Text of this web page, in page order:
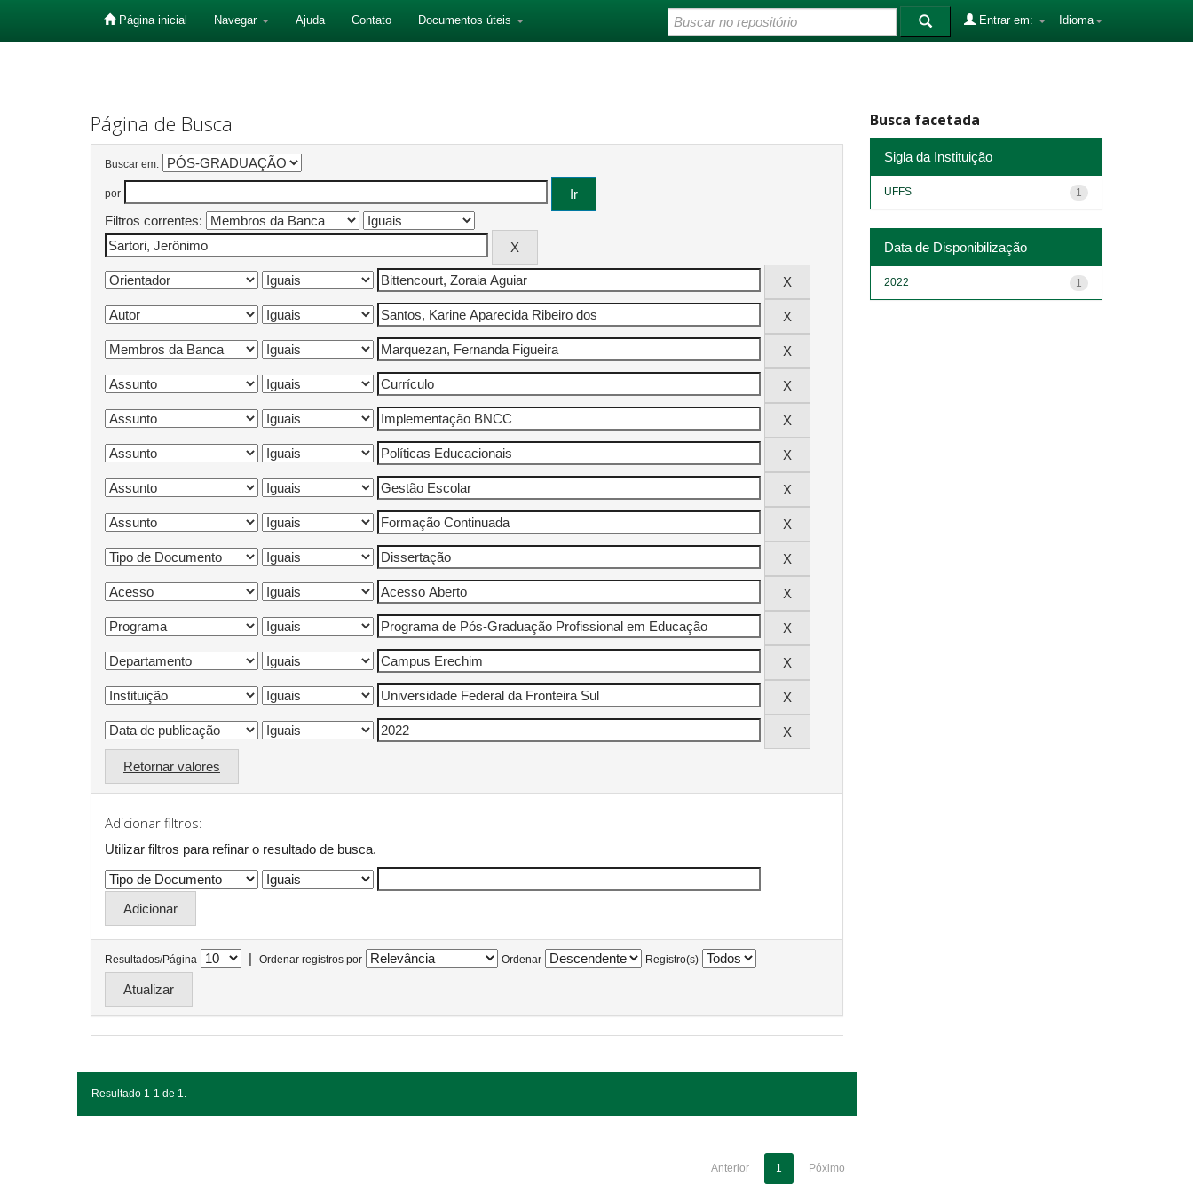
Página inicial Navegar Ajuda Contato Documentos úteis Idioma
Entrar em:
Página de Busca
Buscar em:
por
Filtros correntes:
Retornar valores
Adicionar filtros:
Utilizar filtros para refinar o resultado de busca.
Resultados/Página | Ordenar registros por Ordenar Registro(s)
Resultado 1-1 de 1.
Anterior 1 Póximo
Busca facetada
Sigla da Instituição
1
UFFS
Data de Disponibilização
1
2022